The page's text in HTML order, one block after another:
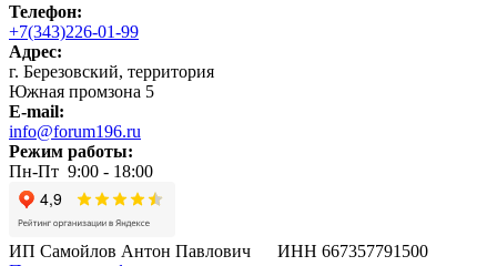
Телефон:
+7(343)226-01-99
Адрес:
г. Березовский, территория
Южная промзона 5
E-mail:
info@forum196.ru
Режим работы:
Пн-Пт 9:00 - 18:00
ИП Самойлов Антон Павлович ИНН 667357791500